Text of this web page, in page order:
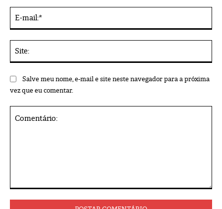
Salve meu nome, e-mail e site neste navegador para a próxima
vez que eu comentar.